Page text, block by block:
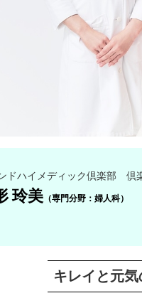
ドハイメディック倶楽部 倶
玲美 （専門分野：婦人科）
キレイと元